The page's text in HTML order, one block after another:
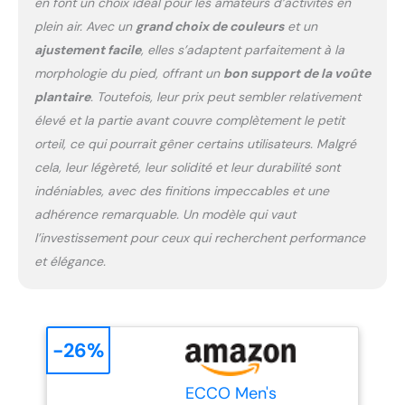
plein air. Avec un grand choix de couleurset un
ajustement facile, elles s’adaptent parfaitement à la
morphologie du pied, offrant un bon support de la voûte
plantaire. Toutefois, leur prix peut sembler relativement
élevé et la partie avant couvre complètement le petit
orteil, ce qui pourrait gêner certains utilisateurs. Malgré
cela, leur légèreté, leur solidité et leur durabilité sont
indéniables, avec des finitions impeccables et une
adhérence remarquable. Un modèle qui vaut
l’investissement pour ceux qui recherchent performance
et élégance.
ECCO Men's
-26%